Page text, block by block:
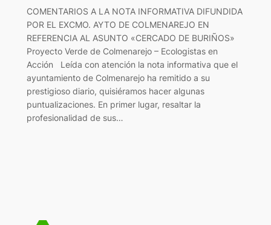
COMENTARIOS A LA NOTA INFORMATIVA DIFUNDIDA
POR EL EXCMO. AYTO DE COLMENAREJO EN
REFERENCIA AL ASUNTO «CERCADO DE BURIÑOS»
Proyecto Verde de Colmenarejo – Ecologistas en
Acción Leída con atención la nota informativa que el
ayuntamiento de Colmenarejo ha remitido a su
prestigioso diario, quisiéramos hacer algunas
puntualizaciones. En primer lugar, resaltar la
profesionalidad de sus…